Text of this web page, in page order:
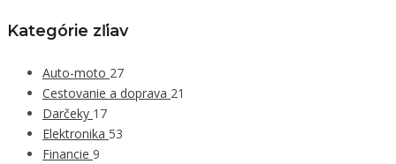
Kategórie zľiav
Auto-moto 27
Cestovanie a doprava 21
Darčeky 17
Elektronika 53
Financie 9